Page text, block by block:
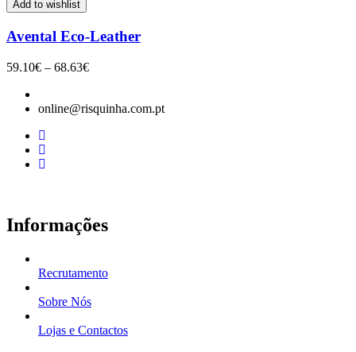
Add to wishlist
Avental Eco-Leather
59.10€ – 68.63€Price
through
online@risquinha.com.pt
Informações
Recrutamento
Sobre Nós
Lojas e Contactos